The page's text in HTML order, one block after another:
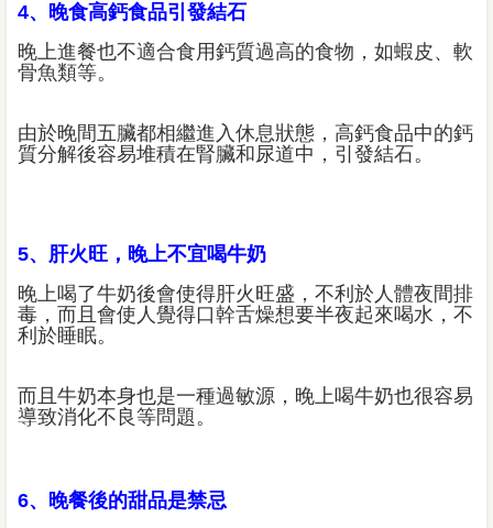
4、晚食高鈣食品引發結石
晚上進餐也不適合食用鈣質過高的食物，如蝦皮、軟
骨魚類等。
由於晚間五臟都相繼進入休息狀態，高鈣食品中的鈣
質分解後容易堆積在腎臟和尿道中，引發結石。
5、肝火旺，晚上不宜喝牛奶
晚上喝了牛奶後會使得肝火旺盛，不利於人體夜間排
毒，而且會使人覺得口幹舌燥想要半夜起來喝水，不
利於睡眠。
而且牛奶本身也是一種過敏源，晚上喝牛奶也很容易
導致消化不良等問題。
6、晚餐後的甜品是禁忌